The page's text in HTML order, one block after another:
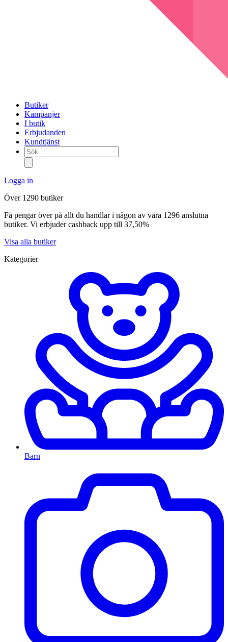
Butiker
Kampanjer
I butik
Erbjudanden
Kundtjänst
Sök...
Logga in
Över 1290 butiker
Få pengar över på allt du handlar i någon av våra 1296 anslutna
butiker. Vi erbjuder cashback upp till 37,50%
Visa alla butiker
Kategorier
Barn